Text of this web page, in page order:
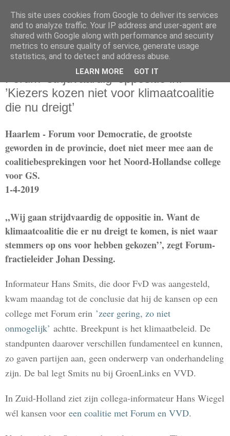
dinsdag 2 april 2019
Forum ’strijdvaardig’ oppositie in:
’Kiezers kozen niet voor klimaatcoalitie
die nu dreigt’
Haarlem - Forum voor Democratie, de grootste
geworden in de provincie, doet niet meer mee aan de
coalitiebesprekingen voor het Noord-Hollandse college
voor GS.
1-4-2019
,,Wij gaan strijdvaardig de oppositie in. Want de
klimaatcoalitie die er nu dreigt te komen, is niet waar
stemmers op ons voor hebben gekozen’’, zegt Forum-
fractieleider Johan Dessing.
Informateur Hans Smits, die door FvD was aangesteld,
kwam maandag tot de conclusie dat hij de kansen op een
college met Forum erin ’zeer gering, zo niet
onmogelijk’ achtte. Breekpunt is het klimaatbeleid. De
standpunten daarover verschillen fundamenteel en kunnen,
zo gaven partijen aan, geen onderwerp van onderhandeling
zijn. De bal legt Smits nu bij GroenLinks en VVD.
In Zuid-Holland ziet zijn collega-informateur Hans Wiegel
wél kansen voor een coalitie met Forum en VVD.
This site uses cookies from Google to deliver its services
and to analyze traffic. Your IP address and user-agent are
shared with Google along with performance and security
metrics to ensure quality of service, generate usage
statistics, and to detect and address abuse.
LEARN MORE GOT IT